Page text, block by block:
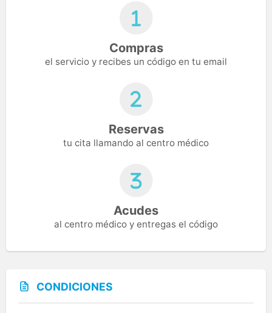
Compras
el servicio y recibes un código en tu email
Reservas
tu cita llamando al centro médico
Acudes
al centro médico y entregas el código
CONDICIONES